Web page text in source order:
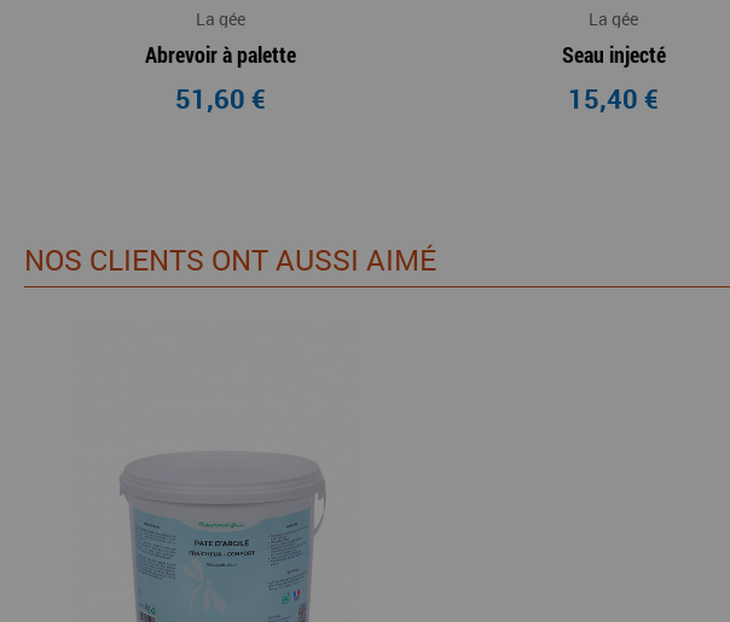
La gée
Abrevoir à palette
51,60 €
La gée
Seau injecté
15,40 €
NOS CLIENTS ONT AUSSI AIMÉ